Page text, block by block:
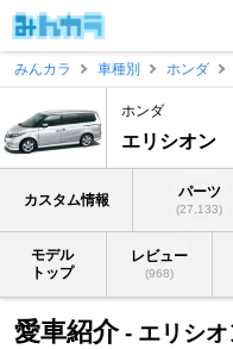
みんカラ
車種別 ホンダ
ホンダ
エリシオン
カスタム情報 パーツ
(27,133)
モデル
トップ
レビュー
(968)
愛車紹介- エリシオ